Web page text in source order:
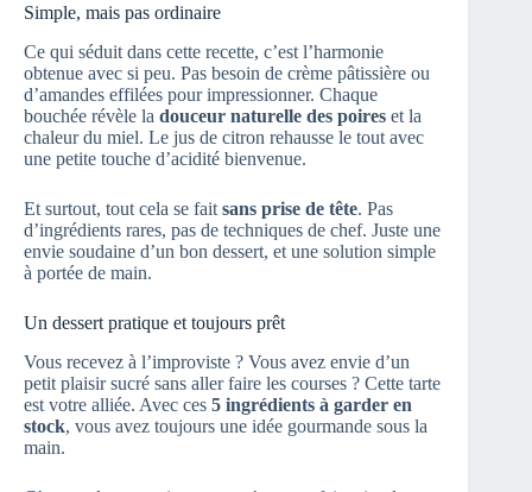
Simple, mais pas ordinaire
Ce qui séduit dans cette recette, c’est l’harmonie
obtenue avec si peu. Pas besoin de crème pâtissière ou
d’amandes effilées pour impressionner. Chaque
bouchée révèle la douceur naturelle des poires et la
chaleur du miel. Le jus de citron rehausse le tout avec
une petite touche d’acidité bienvenue.
Et surtout, tout cela se fait sans prise de tête. Pas
d’ingrédients rares, pas de techniques de chef. Juste une
envie soudaine d’un bon dessert, et une solution simple
à portée de main.
Un dessert pratique et toujours prêt
Vous recevez à l’improviste ? Vous avez envie d’un
petit plaisir sucré sans aller faire les courses ? Cette tarte
est votre alliée. Avec ces 5 ingrédients à garder en
stock, vous avez toujours une idée gourmande sous la
main.